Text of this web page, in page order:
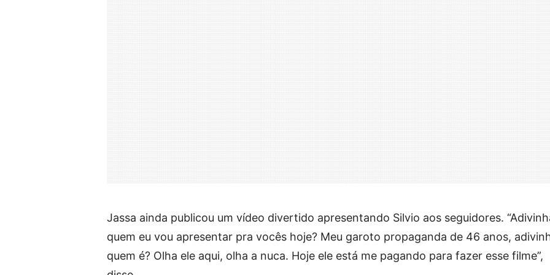
Jassa ainda publicou um vídeo divertido apresentando Silvio aos seguidores.
quem eu vou apresentar pra vocês hoje? Meu garoto propaganda de 46 anos,
quem é? Olha ele aqui, olha a nuca. Hoje ele está me pagando para fazer esse filme”,